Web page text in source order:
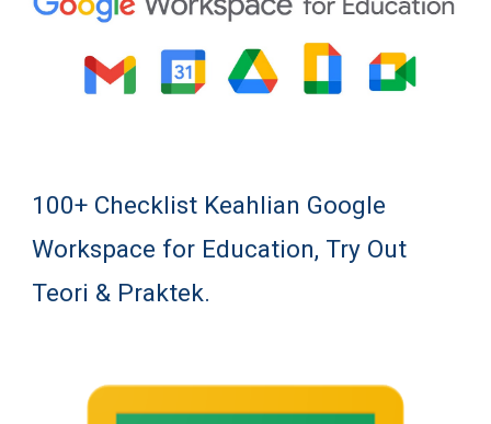
100+ Checklist Keahlian Google
Workspace for Education, Try Out
Teori & Praktek.